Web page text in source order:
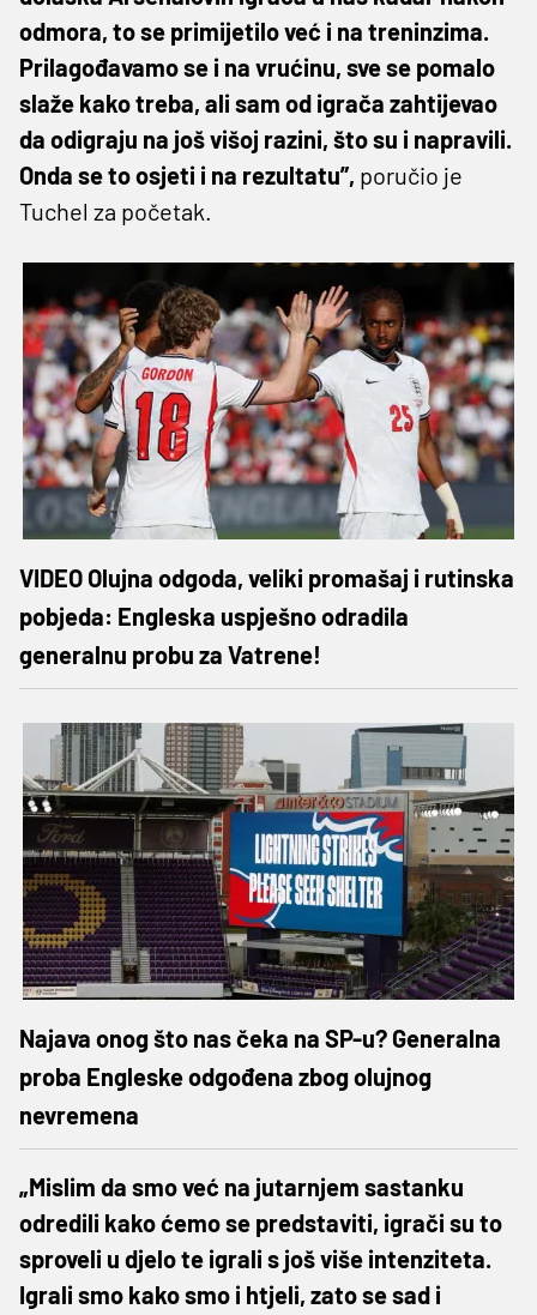
odmora, to se primijetilo već i na treninzima.
Prilagođavamo se i na vrućinu, sve se pomalo
slaže kako treba, ali sam od igrača zahtijevao
da odigraju na još višoj razini, što su i napravili.
Onda se to osjeti i na rezultatu”, poručio je
Tuchel za početak.
VIDEO Olujna odgoda, veliki promašaj i rutinska
pobjeda: Engleska uspješno odradila
generalnu probu za Vatrene!
Najava onog što nas čeka na SP-u? Generalna
proba Engleske odgođena zbog olujnog
nevremena
„Mislim da smo već na jutarnjem sastanku
odredili kako ćemo se predstaviti, igrači su to
sproveli u djelo te igrali s još više intenziteta.
Igrali smo kako smo i htjeli, zato se sad i